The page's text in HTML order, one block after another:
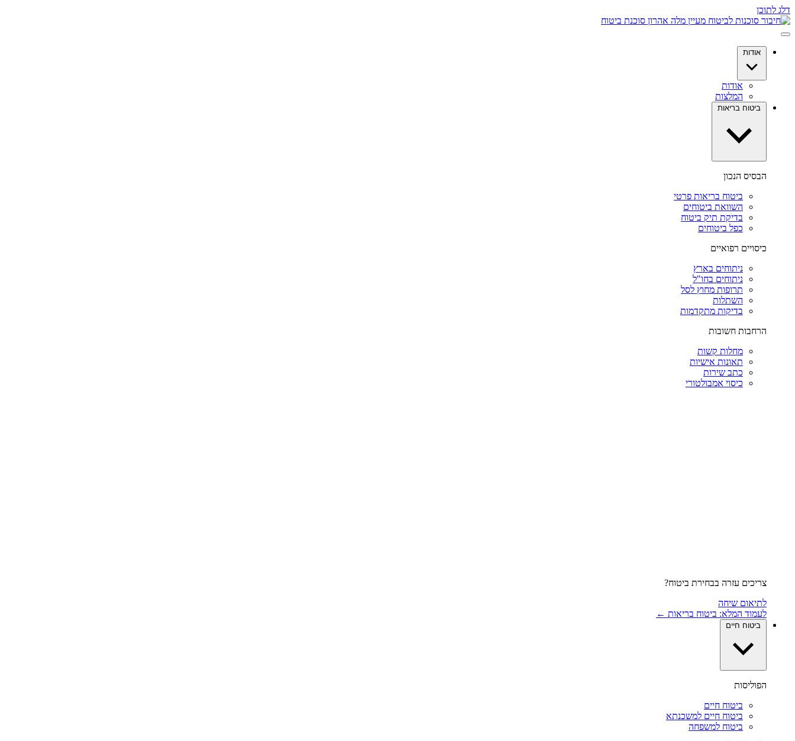
דלג לתוכן
אודות
אודות
המלצות
ביטוח בריאות
הבסיס הנכון
ביטוח בריאות פרטי
השוואת ביטוחים
בדיקת תיק ביטוח
כפל ביטוחים
כיסויים רפואיים
ניתוחים בארץ
ניתוחים בחו"ל
תרופות מחוץ לסל
השתלות
בדיקות מתקדמות
הרחבות חשובות
מחלות קשות
תאונות אישיות
כתב שירות
כיסוי אמבולטורי
צריכים עזרה בבחירת ביטוח?
לתיאום שיחה
לעמוד המלא: ביטוח בריאות ←
ביטוח חיים
הפוליסות
ביטוח חיים
ביטוח חיים למשכנתא
ביטוח למשפחה